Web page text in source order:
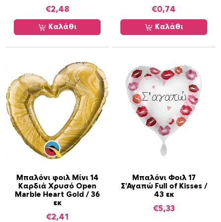
€2,48
Καλάθι
€0,74
Καλάθι
Μπαλόνι φοιλ Μίνι 14
Καρδιά Χρυσό Open
Marble Heart Gold / 36
εκ
€2,41
Μπαλόνι Φοιλ 17
Σ’Αγαπώ Full of Kisses /
43 εκ
€5,33